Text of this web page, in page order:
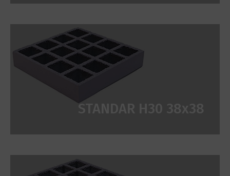
STANDAR H30 38x38